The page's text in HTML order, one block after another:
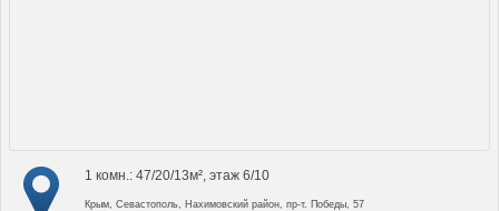
1 комн.: 47/20/13м², этаж 6/10
Крым, Севастополь, Нахимовский район, пр-т. Победы, 57